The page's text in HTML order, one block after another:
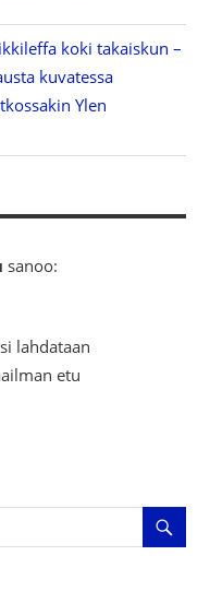
koki takaiskun –
kuvatessa
Ylen
sanoo:
lahdataan
etu